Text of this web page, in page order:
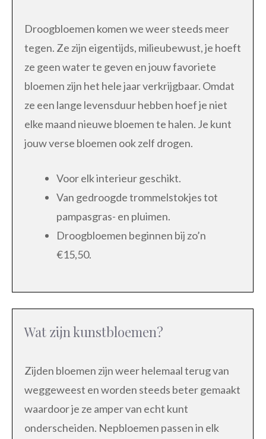
Droogbloemen komen we weer steeds meer
tegen. Ze zijn eigentijds, milieubewust, je hoeft
ze geen water te geven en jouw favoriete
bloemen zijn het hele jaar verkrijgbaar. Omdat
ze een lange levensduur hebben hoef je niet
elke maand nieuwe bloemen te halen. Je kunt
jouw verse bloemen ook zelf drogen.
Voor elk interieur geschikt.
Van gedroogde trommelstokjes tot
pampasgras- en pluimen.
Droogbloemen beginnen bij zo’n
€15,50.
Wat zijn kunstbloemen?
Zijden bloemen zijn weer helemaal terug van
weggeweest en worden steeds beter gemaakt
waardoor je ze amper van echt kunt
onderscheiden. Nepbloemen passen in elk